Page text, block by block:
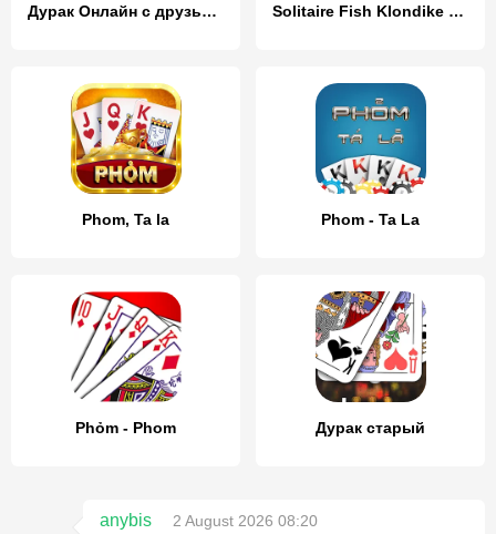
Дурак Онлайн с друзьями Solitaire Fish Klondike Card
Phom, Ta la Phom - Ta La
Phỏm - Phom Дурак старый
anybis
2 August 2026 08:20